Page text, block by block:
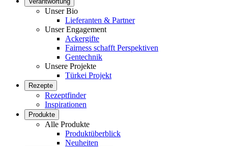
Unser Bio
Lieferanten & Partner
Unser Engagement
Ackergifte
Fairness schafft Perspektiven
Gentechnik
Unsere Projekte
Türkei Projekt
Rezepte
Rezeptfinder
Inspirationen
Produkte
Alle Produkte
Produktüberblick
Neuheiten